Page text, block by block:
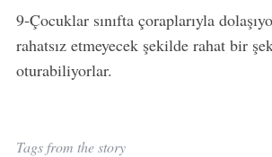
9-Çocuklar sınıfta çoraplarıyla
rahatsız etmeyecek şekilde rahat bir
oturabiliyorlar.
Tags from the story